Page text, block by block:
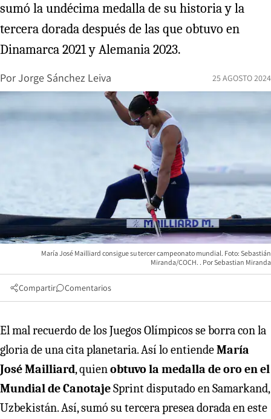
sumó la undécima medalla de su historia y la
tercera dorada después de las que obtuvo en
Dinamarca 2021 y Alemania 2023.
PorJorge Sánchez Leiva 25 AGOSTO 2024
María José Mailliard consigue su tercer campeonato mundial. Foto: Sebastián
Miranda/COCH.
Sebastian Miranda
Compartir Comentarios
El mal recuerdo de los Juegos Olímpicos se borra con la
gloria de una cita planetaria. Así lo entiendeMaría
José Mailliard, quienobtuvo la medalla de oro en el
Mundial de CanotajeSprint disputado en Samarkand,
Uzbekistán. Así, sumó su tercera presea dorada en este